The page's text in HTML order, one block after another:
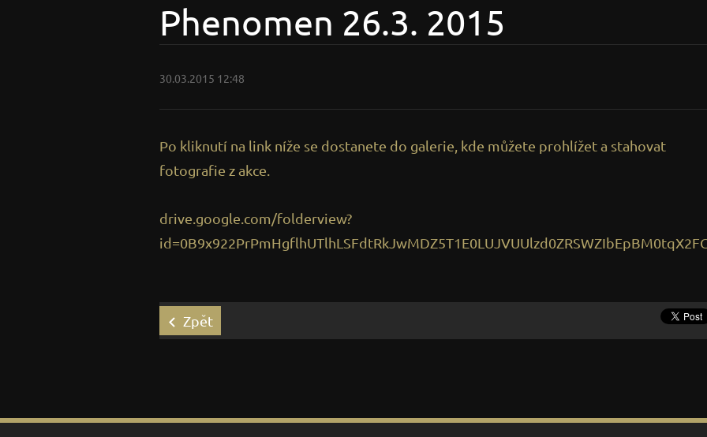
Phenomen 26.3. 2015
30.03.2015 12:48
Po kliknutí na link níže se dostanete do galerie, kde můžete prohlížet a stahovat
fotografie z akce.
drive.google.com/folderview?
Zpět